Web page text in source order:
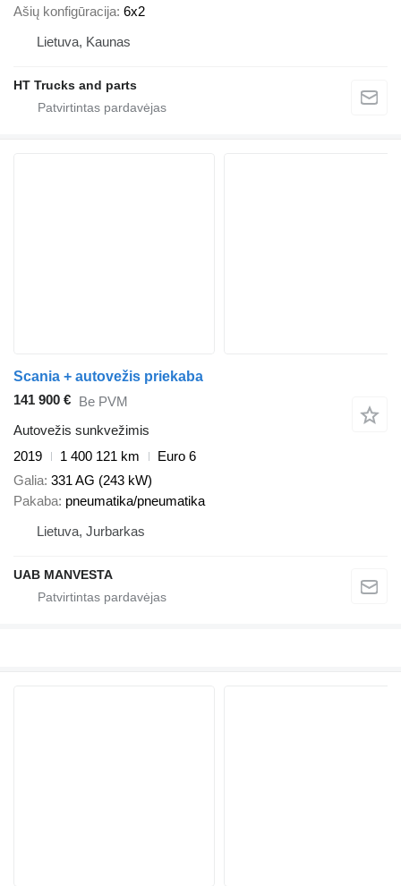
Ašių konfigūracija 6x2
Lietuva, Kaunas
HT Trucks and parts
Scania + autovežis priekaba
141 900 € Be PVM
Autovežis sunkvežimis
2019
1 400 121 km
Euro 6
Galia 331 AG (243 kW)
Pakaba pneumatika/pneumatika
Lietuva, Jurbarkas
UAB MANVESTA